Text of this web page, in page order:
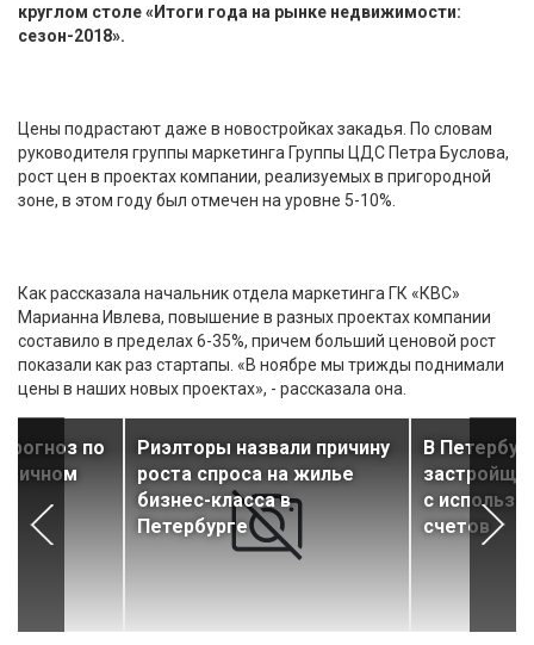
круглом столе «Итоги года на рынке недвижимости:
сезон-2018».
Цены подрастают даже в новостройках закадья. По словам
руководителя группы маркетинга Группы ЦДС Петра Буслова,
рост цен в проектах компании, реализуемых в пригородной
зоне, в этом году был отмечен на уровне 5-10%.
Как рассказала начальник отдела маркетинга ГК «КВС»
Марианна Ивлева, повышение в разных проектах компании
составило в пределах 6-35%, причем больший ценовой рост
показали как раз стартапы. «В ноябре мы трижды поднимали
цены в наших новых проектах», - рассказала она.
по
Риэлторы назвали причину
роста спроса на жилье
бизнес-класса в
Петербурге
В
с
счетов